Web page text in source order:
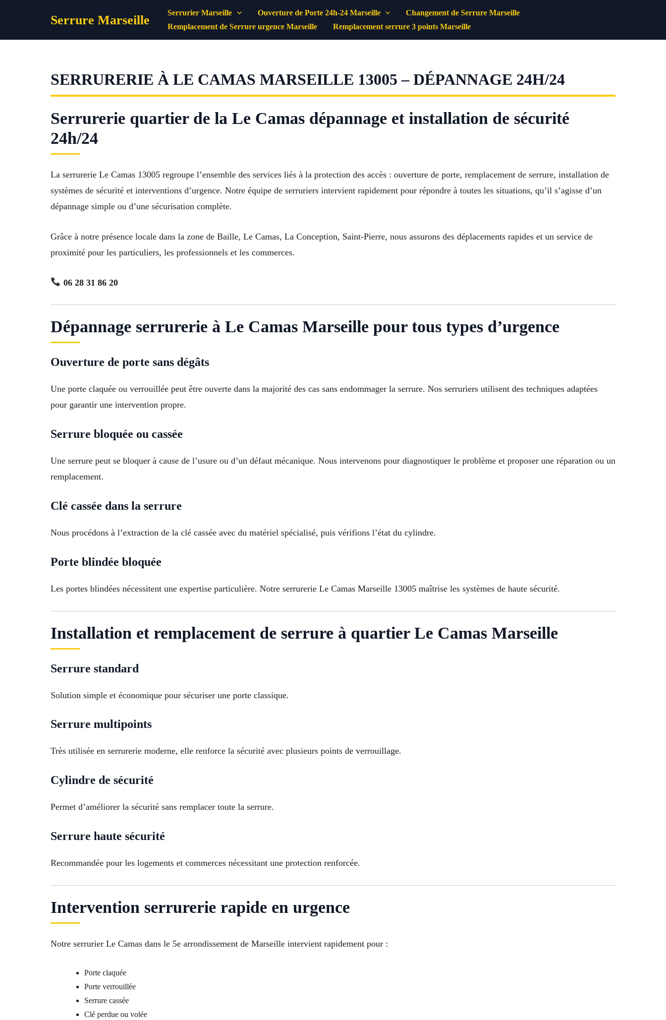
Serrure Marseille Serrurier Marseille Ouverture de Porte 24h-24 Marseille
Changement de Serrure Marseille
Remplacement de Serrure urgence Marseille
Remplacement serrure 3 points Marseille
SERRURERIE À LE CAMAS MARSEILLE 13005 – DÉPANNAGE 24H/24
Serrurerie quartier de la Le Camas dépannage et installation de sécurité
24h/24
La serrurerie Le Camas 13005 regroupe l’ensemble des services liés à la protection des accès : ouverture de porte, remplacement de serrure, installation de
systèmes de sécurité et interventions d’urgence. Notre équipe de serruriers intervient rapidement pour répondre à toutes les situations, qu’il s’agisse d’un
dépannage simple ou d’une sécurisation complète.
Grâce à notre présence locale dans la zone de Baille, Le Camas, La Conception, Saint-Pierre, nous assurons des déplacements rapides et un service de
proximité pour les particuliers, les professionnels et les commerces.
06 28 31 86 20
Dépannage serrurerie à Le Camas Marseille pour tous types d’urgence
Ouverture de porte sans dégâts
Une porte claquée ou verrouillée peut être ouverte dans la majorité des cas sans endommager la serrure. Nos serruriers utilisent des techniques adaptées
pour garantir une intervention propre.
Serrure bloquée ou cassée
Une serrure peut se bloquer à cause de l’usure ou d’un défaut mécanique. Nous intervenons pour diagnostiquer le problème et proposer une réparation ou un
remplacement.
Clé cassée dans la serrure
Nous procédons à l’extraction de la clé cassée avec du matériel spécialisé, puis vérifions l’état du cylindre.
Porte blindée bloquée
Les portes blindées nécessitent une expertise particulière. Notre serrurerie Le Camas Marseille 13005 maîtrise les systèmes de haute sécurité.
Installation et remplacement de serrure à quartier Le Camas Marseille
Serrure standard
Solution simple et économique pour sécuriser une porte classique.
Serrure multipoints
Très utilisée en serrurerie moderne, elle renforce la sécurité avec plusieurs points de verrouillage.
Cylindre de sécurité
Permet d’améliorer la sécurité sans remplacer toute la serrure.
Serrure haute sécurité
Recommandée pour les logements et commerces nécessitant une protection renforcée.
Intervention serrurerie rapide en urgence
Notre serrurier Le Camas dans le 5e arrondissement de Marseille intervient rapidement pour :
Porte claquée
Porte verrouillée
Serrure cassée
Clé perdue ou volée